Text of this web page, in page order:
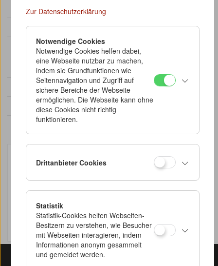
Kategorie:
Mitarbeit an weiteren Filmen
Typ:
Drehbuch
enthält:
Einzelne Drehbuchseiten (S. 51, 52, 53, 54
doppelt vorhanden, weiters S. 74, 116), Blatt
mit handschriftlichen Notizen
Medium:
Papier, Druck, handschriftlich
Provenienz:
Michael Haneke
Datum:
um 1990
© Österreichisches Filmmuseum
Zur Datenschutzerklärung
Notwendige Cookies
Notwendige Cookies helfen dabei,
eine Webseite nutzbar zu machen,
indem sie Grundfunktionen wie
Seitennavigation und Zugriff auf
sichere Bereiche der Webseite
ermöglichen. Die Webseite kann ohne
diese Cookies nicht richtig
funktionieren.
Drittanbieter Cookies
Statistik
Statistik-Cookies helfen Webseiten-
Besitzern zu verstehen, wie Besucher
mit Webseiten interagieren, indem
Informationen anonym gesammelt
und gemeldet werden.